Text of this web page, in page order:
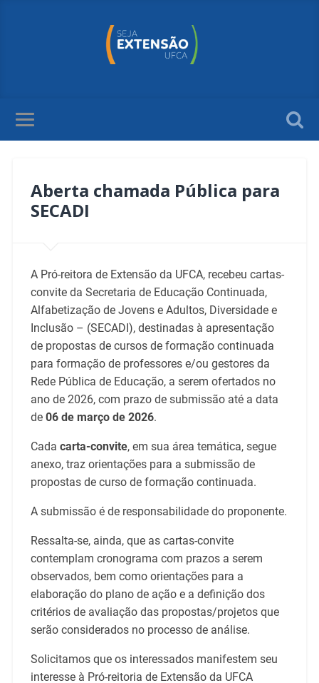
Aberta chamada Pública para
SECADI
A Pró-reitora de Extensão da UFCA, recebeu cartas-
convite da Secretaria de Educação Continuada,
Alfabetização de Jovens e Adultos, Diversidade e
Inclusão – (SECADI), destinadas à apresentação
de propostas de cursos de formação continuada
para formação de professores e/ou gestores da
Rede Pública de Educação, a serem ofertados no
ano de 2026, com prazo de submissão até a data
de 06 de março de 2026.
Cada carta-convite, em sua área temática, segue
anexo, traz orientações para a submissão de
propostas de curso de formação continuada.
A submissão é de responsabilidade do proponente.
Ressalta-se, ainda, que as cartas-convite
contemplam cronograma com prazos a serem
observados, bem como orientações para a
elaboração do plano de ação e a definição dos
critérios de avaliação das propostas/projetos que
serão considerados no processo de análise.
Solicitamos que os interessados manifestem seu
interesse à Pró-reitoria de Extensão da UFCA